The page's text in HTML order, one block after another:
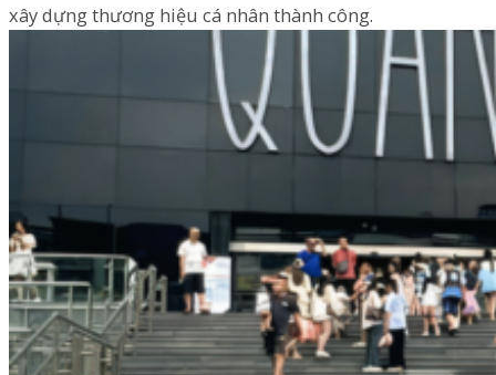
xây dựng thương hiệu cá nhân thành công.